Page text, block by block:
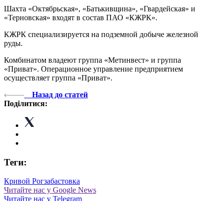
Шахта «Октябрьская», «Батькивщина», «Гвардейская» и
«Терновская» входят в состав ПАО «КЖРК».
КЖРК специализируется на подземной добыче железной
руды.
Комбинатом владеют группа «Метинвест» и группа
«Приват». Операционное управление предприятием
осуществляет группа «Приват».
Назад до статей
Поділитися:
Теги:
Кривой Рогзабастовка
Читайте нас у Google News
Читайте нас у Telegram